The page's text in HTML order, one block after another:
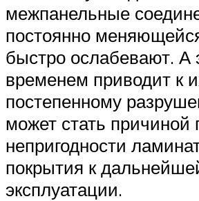
межпанельные
постоянно
быстро ослабевают. А
временем приводит к
постепенному
может стать причиной
непригодности
покрытия к
эксплуатации.